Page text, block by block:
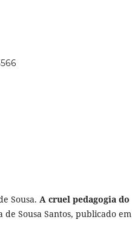
Sousa. A cruel pedagogia do
Sousa Santos, publicado em